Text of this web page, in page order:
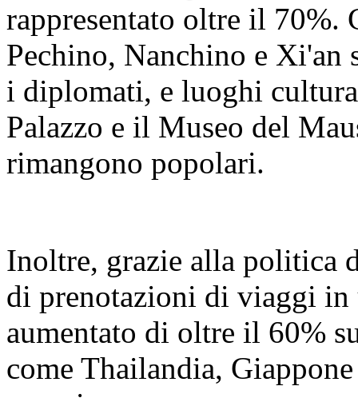
rappresentato oltre il 70%.
Pechino, Nanchino e Xi'an
i diplomati, e luoghi
Palazzo e il Museo del
rimangono popolari.
Inoltre, grazie alla politica
di prenotazioni di viaggi in
aumentato di oltre il 60%
come Thailandia,